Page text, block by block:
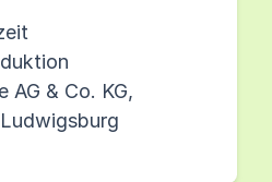
AG & Co. KG,